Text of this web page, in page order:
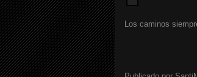
Los caminos